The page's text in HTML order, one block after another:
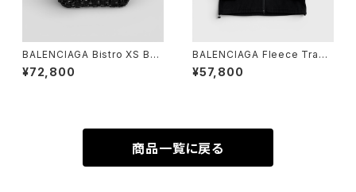
BALENCIAGA Bistro XS Bas
ket Black
¥72,800
BALENCIAGA Fleece Track
Suit Jacket Black 44
¥57,800
商品一覧に戻る